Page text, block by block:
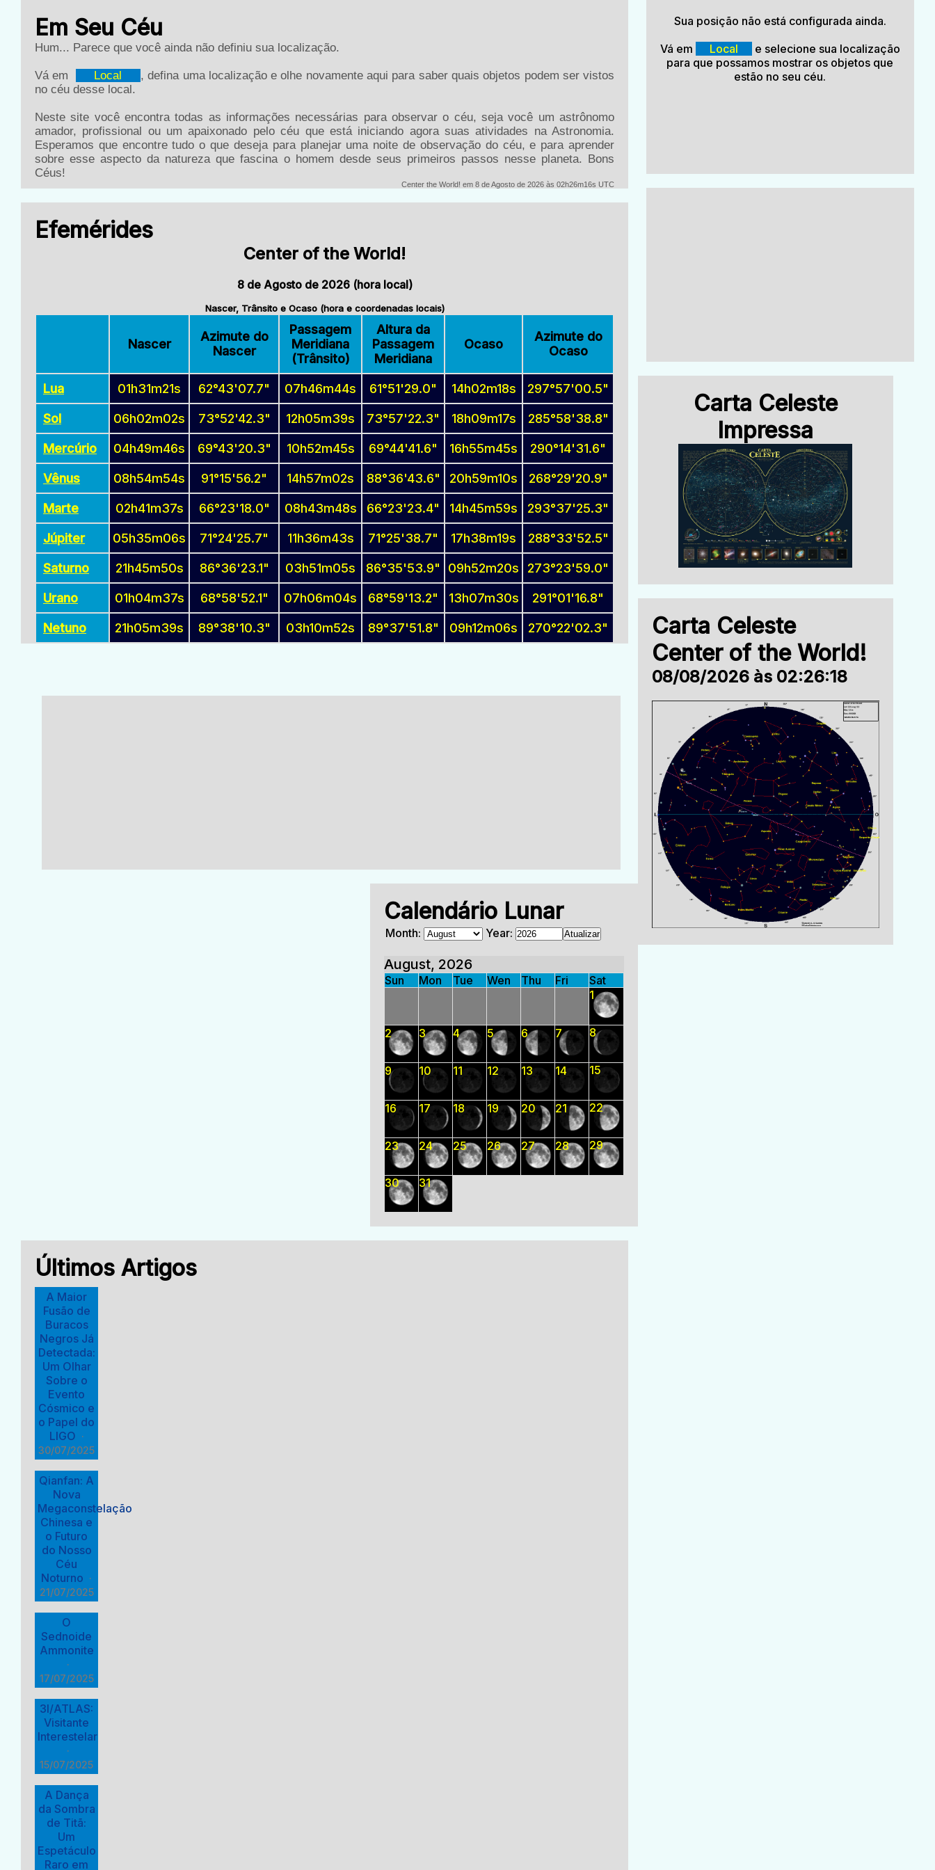
Sua posição não está configurada ainda.
Vá em
Local
e selecione sua localização
para que possamos mostrar os objetos que
estão no seu céu.
Em Seu Céu
Hum... Parece que você ainda não definiu sua localização.
Vá em Local , defina uma localização e olhe novamente aqui para saber quais objetos podem ser vistos
no céu desse local.
Neste site você encontra todas as informações necessárias para observar o céu, seja você um astrônomo
amador, profissional ou um apaixonado pelo céu que está iniciando agora suas atividades na Astronomia.
Esperamos que encontre tudo o que deseja para planejar uma noite de observação do céu, e para aprender
sobre esse aspecto da natureza que fascina o homem desde seus primeiros passos nesse planeta. Bons
Céus!
Center the World! em 8 de Agosto de 2026 às 02h26m16s UTC
Efemérides
Center of the World!
8 de Agosto de 2026 (hora local)
Nascer, Trânsito e Ocaso (hora e coordenadas locais)
Nascer
Azimute do
Nascer
Passagem
Meridiana
(Trânsito)
Altura da
Passagem
Meridiana
Ocaso
Azimute do
Ocaso
Lua 01h31m21s 62°43'07.7" 07h46m44s 61°51'29.0" 14h02m18s 297°57'00.5"
Sol 06h02m02s 73°52'42.3" 12h05m39s 73°57'22.3" 18h09m17s 285°58'38.8"
Mercúrio 04h49m46s 69°43'20.3" 10h52m45s 69°44'41.6" 16h55m45s 290°14'31.6"
Vênus 08h54m54s 91°15'56.2" 14h57m02s 88°36'43.6" 20h59m10s 268°29'20.9"
Marte 02h41m37s 66°23'18.0" 08h43m48s 66°23'23.4" 14h45m59s 293°37'25.3"
Júpiter 05h35m06s 71°24'25.7" 11h36m43s 71°25'38.7" 17h38m19s 288°33'52.5"
Saturno 21h45m50s 86°36'23.1" 03h51m05s 86°35'53.9" 09h52m20s 273°23'59.0"
Urano 01h04m37s 68°58'52.1" 07h06m04s 68°59'13.2" 13h07m30s 291°01'16.8"
Netuno 21h05m39s 89°38'10.3" 03h10m52s 89°37'51.8" 09h12m06s 270°22'02.3"
Carta Celeste
Impressa
Carta Celeste
Center of the World!
08/08/2026 às 02:26:18
Calendário Lunar
Month: Year:
August, 2026
Sun Mon Tue Wen Thu Fri
Sat
1
2 3 4 5 6 7 8
9 10 11 12 13 14 15
16 17 18 19 20 21 22
23 24 25 26 27 28 29
30 31
Últimos Artigos
A Maior
Fusão de
Buracos
Negros Já
Detectada:
Um Olhar
Sobre o
Evento
Cósmico e
o Papel do
LIGO ·
30/07/2025
Qianfan: A
Nova
Megaconstelação
Chinesa e
o Futuro
do Nosso
Céu
Noturno ·
21/07/2025
O
Sednoide
Ammonite
·
17/07/2025
3I/ATLAS:
Visitante
Interestelar
·
15/07/2025
A Dança
da Sombra
de Titã:
Um
Espetáculo
Raro em